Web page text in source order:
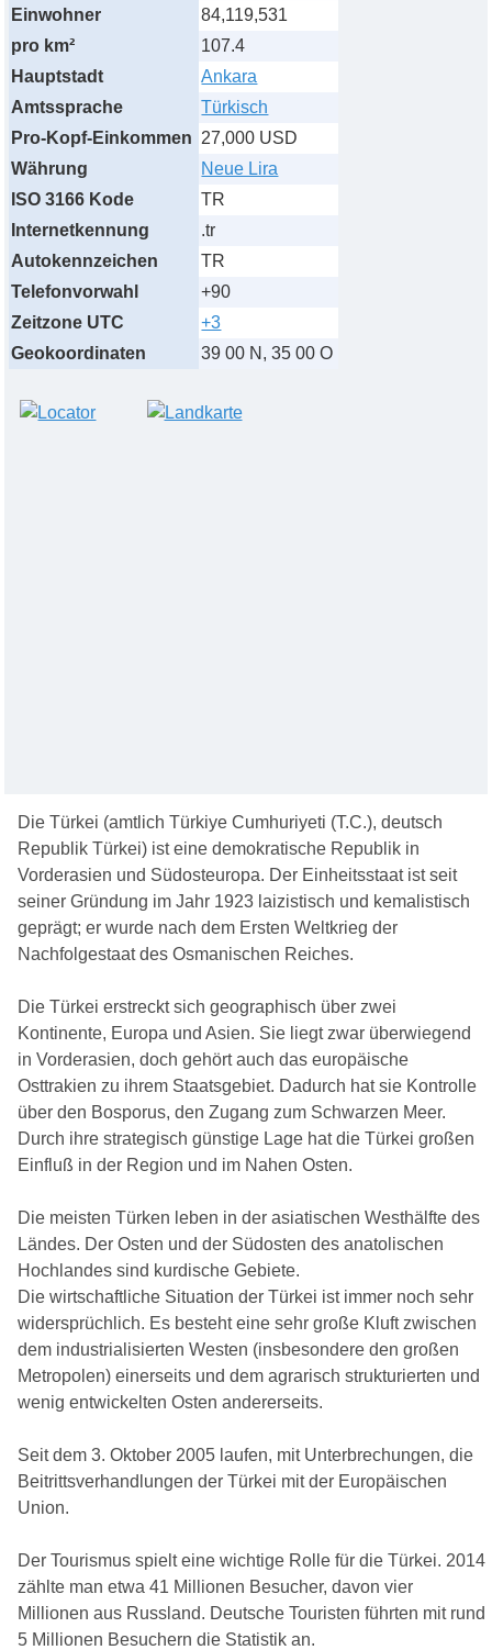
Einwohner
84,119,531
pro km²
107.4
Hauptstadt
Ankara
Amtssprache
Türkisch
Pro-Kopf-Einkommen 27,000 USD
Währung
Neue Lira
ISO 3166 Kode
TR
Internetkennung
.tr
Autokennzeichen
TR
Telefonvorwahl
+90
Zeitzone UTC
+3
Geokoordinaten
39 00 N, 35 00 O
Die Türkei (amtlich Türkiye Cumhuriyeti (T.C.), deutsch
Republik Türkei) ist eine demokratische Republik in
Vorderasien und Südosteuropa. Der Einheitsstaat ist seit
seiner Gründung im Jahr 1923 laizistisch und kemalistisch
geprägt; er wurde nach dem Ersten Weltkrieg der
Nachfolgestaat des Osmanischen Reiches.
Die Türkei erstreckt sich geographisch über zwei
Kontinente, Europa und Asien. Sie liegt zwar überwiegend
in Vorderasien, doch gehört auch das europäische
Osttrakien zu ihrem Staatsgebiet. Dadurch hat sie Kontrolle
über den Bosporus, den Zugang zum Schwarzen Meer.
Durch ihre strategisch günstige Lage hat die Türkei großen
Einfluß in der Region und im Nahen Osten.
Die meisten Türken leben in der asiatischen Westhälfte des
Ländes. Der Osten und der Südosten des anatolischen
Hochlandes sind kurdische Gebiete.
Die wirtschaftliche Situation der Türkei ist immer noch sehr
widersprüchlich. Es besteht eine sehr große Kluft zwischen
dem industrialisierten Westen (insbesondere den großen
Metropolen) einerseits und dem agrarisch strukturierten und
wenig entwickelten Osten andererseits.
Seit dem 3. Oktober 2005 laufen, mit Unterbrechungen, die
Beitrittsverhandlungen der Türkei mit der Europäischen
Union.
Der Tourismus spielt eine wichtige Rolle für die Türkei. 2014
zählte man etwa 41 Millionen Besucher, davon vier
Millionen aus Russland. Deutsche Touristen führten mit rund
5 Millionen Besuchern die Statistik an.